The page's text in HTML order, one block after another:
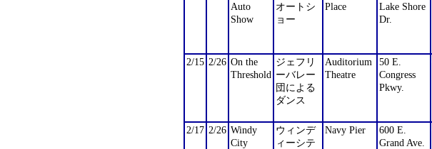
Auto
Show
オートシ
ョー
Place
Lake Shore
Dr.
2/15 2/26 On the
Threshold
ジェフリ
ーバレー
団による
ダンス
Auditorium
Theatre
50 E.
Congress
Pkwy.
2/17 2/26 Windy
City
ウィンデ
ィーシテ
Navy Pier
600 E.
Grand Ave.